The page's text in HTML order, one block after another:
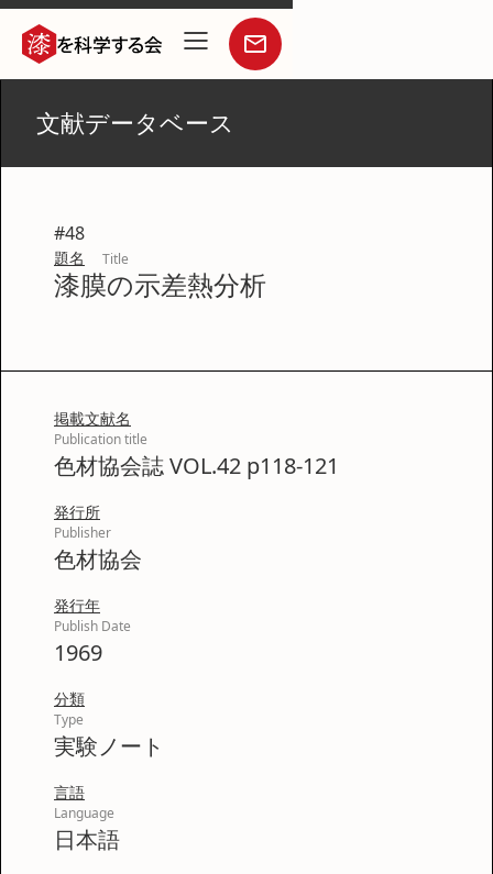
文献データベース
#48
題名 Title
漆膜の示差熱分析
掲載文献名
Publication title
色材協会誌 VOL.42 p118-121
発行所
Publisher
色材協会
発行年
Publish Date
1969
分類
Type
実験ノート
言語
Language
日本語